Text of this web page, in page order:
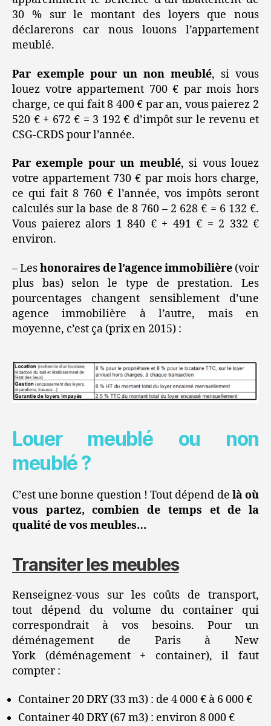
30 % sur le montant des loyers que nous
déclarerons car nous louons l’appartement
meublé.
Par exemple pour un non meublé, si vous
louez votre appartement 700 € par mois hors
charge, ce qui fait 8 400 € par an, vous paierez 2
520 € + 672 € = 3 192 € d’impôt sur le revenu et
CSG-CRDS pour l’année.
Par exemple pour un meublé, si vous louez
votre appartement 730 € par mois hors charge,
ce qui fait 8 760 € l’année, vos impôts seront
calculés sur la base de 8 760 – 2 628 € = 6 132 €.
Vous paierez alors 1 840 € + 491 € = 2 332 €
environ.
– Leshonoraires de l’agence immobilière (voir
plus bas) selon le type de prestation. Les
pourcentages changent sensiblement d’une
agence immobilière à l’autre, mais en
moyenne, c’est ça (prix en 2015) :
Louer meublé ou non
meublé ?
C’est une bonne question ! Tout dépend de là où
vous partez, combien de temps et de la
qualité de vos meubles…
Transiter les meubles
Renseignez-vous sur les coûts de transport,
tout dépend du volume du container qui
correspondrait à vos besoins. Pour un
déménagement de Paris à New
York (déménagement + container), il faut
compter :
Container 20 DRY (33 m3) : de 4 000 € à 6 000 €
Container 40 DRY (67 m3) : environ 8 000 €